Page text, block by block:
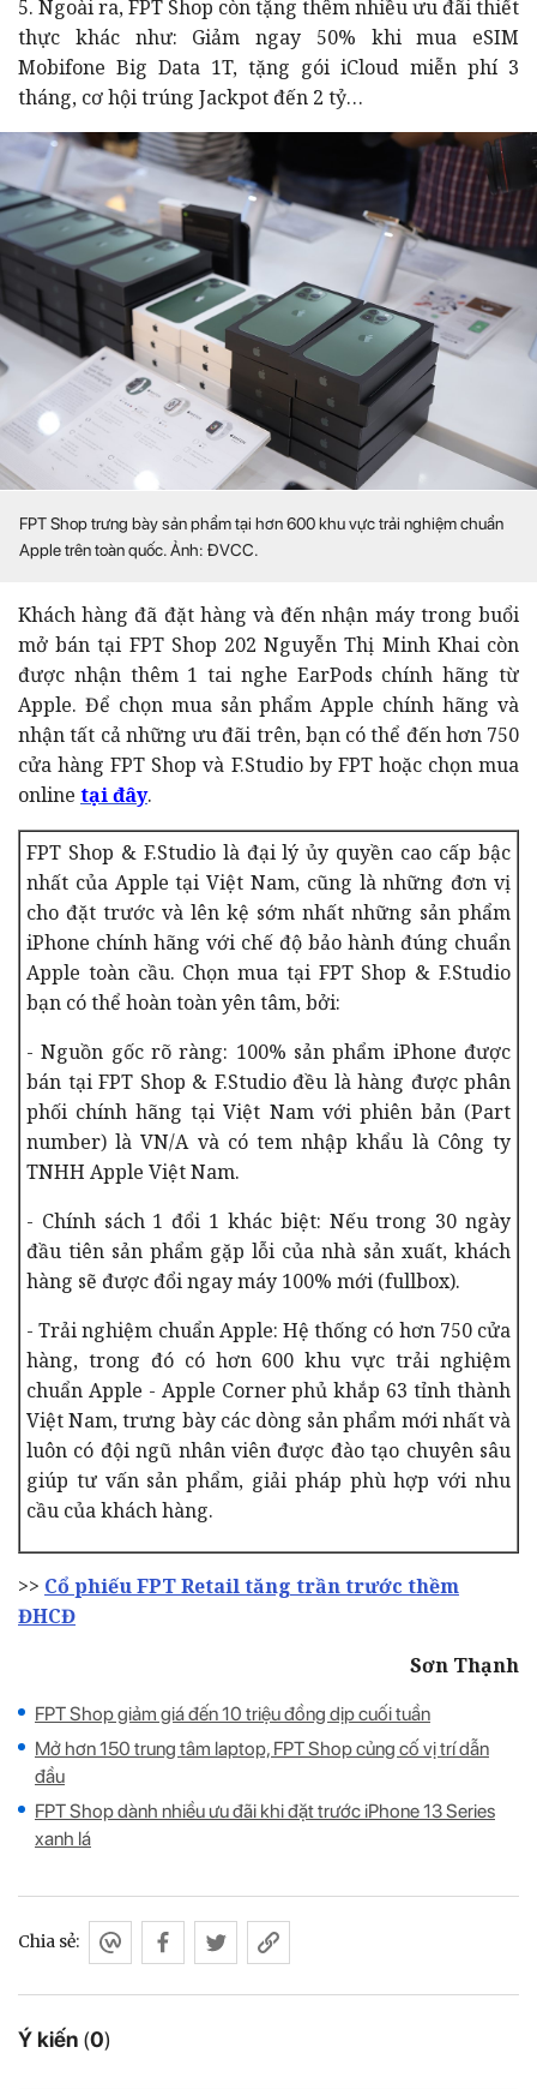
5. Ngoài ra, FPT Shop còn tặng thêm nhiều ưu đãi thiết
thực khác như: Giảm ngay 50% khi mua eSIM
Mobifone Big Data 1T, tặng gói iCloud miễn phí 3
tháng, cơ hội trúng Jackpot đến 2 tỷ…
FPT Shop trưng bày sản phẩm tại hơn 600 khu vực trải nghiệm chuẩn
Apple trên toàn quốc. Ảnh: ĐVCC.
Khách hàng đã đặt hàng và đến nhận máy trong buổi
mở bán tại FPT Shop 202 Nguyễn Thị Minh Khai còn
được nhận thêm 1 tai nghe EarPods chính hãng từ
Apple. Để chọn mua sản phẩm Apple chính hãng và
nhận tất cả những ưu đãi trên, bạn có thể đến hơn 750
cửa hàng FPT Shop và F.Studio by FPT hoặc chọn mua
online tại đây.
FPT Shop & F.Studio là đại lý ủy quyền cao cấp bậc
nhất của Apple tại Việt Nam, cũng là những đơn vị
cho đặt trước và lên kệ sớm nhất những sản phẩm
iPhone chính hãng với chế độ bảo hành đúng chuẩn
Apple toàn cầu. Chọn mua tại FPT Shop & F.Studio
bạn có thể hoàn toàn yên tâm, bởi:
- Nguồn gốc rõ ràng: 100% sản phẩm iPhone được
bán tại FPT Shop & F.Studio đều là hàng được phân
phối chính hãng tại Việt Nam với phiên bản (Part
number) là VN/A và có tem nhập khẩu là Công ty
TNHH Apple Việt Nam.
- Chính sách 1 đổi 1 khác biệt: Nếu trong 30 ngày
đầu tiên sản phẩm gặp lỗi của nhà sản xuất, khách
hàng sẽ được đổi ngay máy 100% mới (fullbox).
- Trải nghiệm chuẩn Apple: Hệ thống có hơn 750 cửa
hàng, trong đó có hơn 600 khu vực trải nghiệm
chuẩn Apple - Apple Corner phủ khắp 63 tỉnh thành
Việt Nam, trưng bày các dòng sản phẩm mới nhất và
luôn có đội ngũ nhân viên được đào tạo chuyên sâu
giúp tư vấn sản phẩm, giải pháp phù hợp với nhu
cầu của khách hàng.
>> Cổ phiếu FPT Retail tăng trần trước thềm
ĐHCĐ
Sơn Thạnh
FPT Shop giảm giá đến 10 triệu đồng dịp cuối tuần
Mở hơn 150 trung tâm laptop, FPT Shop củng cố vị trí dẫn
đầu
FPT Shop dành nhiều ưu đãi khi đặt trước iPhone 13 Series
xanh lá
Ý kiến (0)
Chia sẻ: